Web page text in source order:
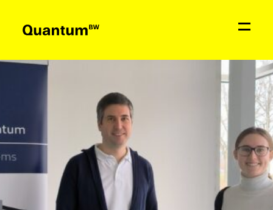
Netzwerk
Quantum BW